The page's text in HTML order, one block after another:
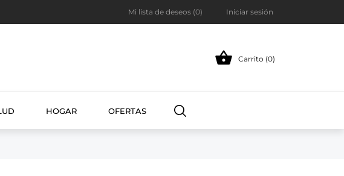
Mi lista de deseos (0) Iniciar sesión
 Carrito (0)
HOGAR OFERTAS